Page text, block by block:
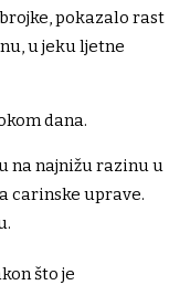
pokazalo rast
u jeku ljetne
dana.
na najnižu razinu u
carinske uprave.
što je